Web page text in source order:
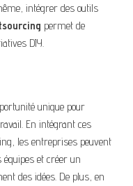
intégrer des outils
permet de
DIY.
unique pour
En intégrant ces
les entreprises peuvent
et créer un
des idées. De plus, en